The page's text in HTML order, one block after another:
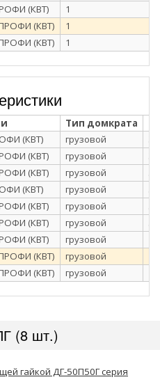
(КВТ) 1
(КВТ) 1
(КВТ) 1
Тип домкрата
(КВТ) грузовой
(КВТ) грузовой
(КВТ) грузовой
(КВТ) грузовой
(КВТ) грузовой
(КВТ) грузовой
(КВТ) грузовой
(КВТ) грузовой
(КВТ) грузовой
(8 шт.)
гайкой ДГ-50П50Г серия